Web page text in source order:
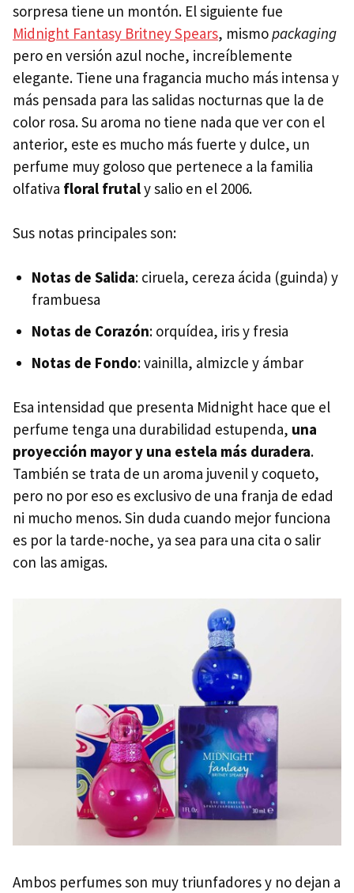
sorpresa tiene un montón. El siguiente fue
Midnight Fantasy Britney Spears, mismopackaging
pero en versión azul noche, increíblemente
elegante. Tiene una fragancia mucho más intensa y
más pensada para las salidas nocturnas que la de
color rosa. Su aroma no tiene nada que ver con el
anterior, este es mucho más fuerte y dulce, un
perfume muy goloso que pertenece a la familia
olfativa floral frutaly salio en el 2006.
Sus notas principales son:
Notas de Salida: ciruela, cereza ácida (guinda) y
frambuesa
Notas de Corazón: orquídea, iris y fresia
Notas de Fondo: vainilla, almizcle y ámbar
Esa intensidad que presenta Midnight hace que el
perfume tenga una durabilidad estupenda, una
proyección mayor y una estela más duradera.
También se trata de un aroma juvenil y coqueto,
pero no por eso es exclusivo de una franja de edad
ni mucho menos. Sin duda cuando mejor funciona
es por la tarde-noche, ya sea para una cita o salir
con las amigas.
Ambos perfumes son muy triunfadores y no dejan a